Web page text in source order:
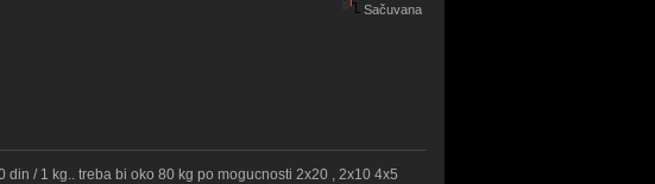
Sačuvana
/ 1 kg.. treba bi oko 80 kg po mogucnosti 2x20 , 2x10 4x5